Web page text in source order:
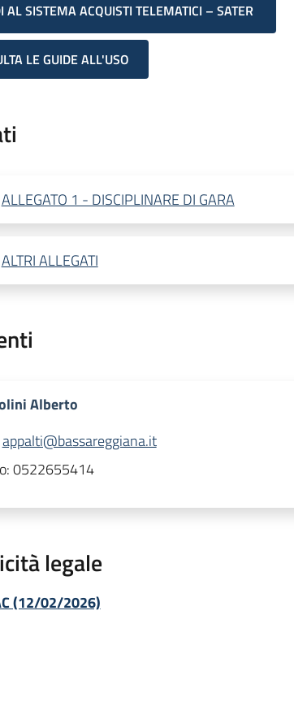
AL SISTEMA ACQUISTI TELEMATICI – SATER
LE GUIDE ALL'USO
ALLEGATO 1 - DISCIPLINARE DI GARA
ALTRI ALLEGATI
Alberto
appalti@bassareggiana.it
0522655414
legale
(12/02/2026)